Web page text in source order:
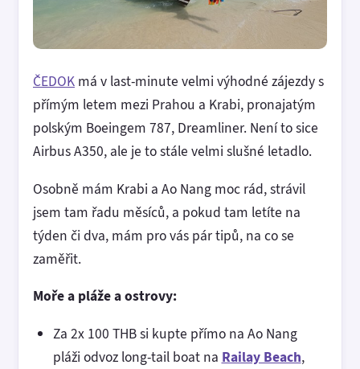
ČEDOK má v last-minute velmi výhodné zájezdy s
přímým letem mezi Prahou a Krabi, pronajatým
polským Boeingem 787, Dreamliner. Není to sice
Airbus A350, ale je to stále velmi slušné letadlo.
Osobně mám Krabi a Ao Nang moc rád, strávil
jsem tam řadu měsíců, a pokud tam letíte na
týden či dva, mám pro vás pár tipů, na co se
zaměřit.
Moře a pláže a ostrovy:
Za 2x 100 THB si kupte přímo na Ao Nang
pláži odvoz long-tail boat na Railay Beach,